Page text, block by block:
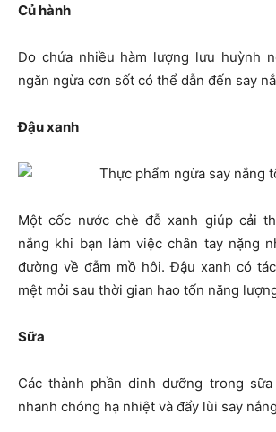
Củ hành
Do chứa nhiều hàm lượng lưu huỳnh
ngăn ngừa cơn sốt có thể dẫn đến say
Đậu xanh
Một cốc nước chè đỗ xanh giúp cải
nắng khi bạn làm việc chân tay nặng
đường về đẫm mồ hôi. Đậu xanh có
mệt mỏi sau thời gian hao tốn năng
Sữa
Các thành phần dinh dưỡng trong
nhanh chóng hạ nhiệt và đẩy lùi say